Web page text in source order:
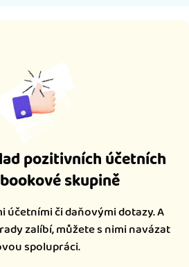
pozitivních účetních
skupině
účetními či daňovými dotazy. A
zalíbí, můžete s nimi navázat
spolupráci.